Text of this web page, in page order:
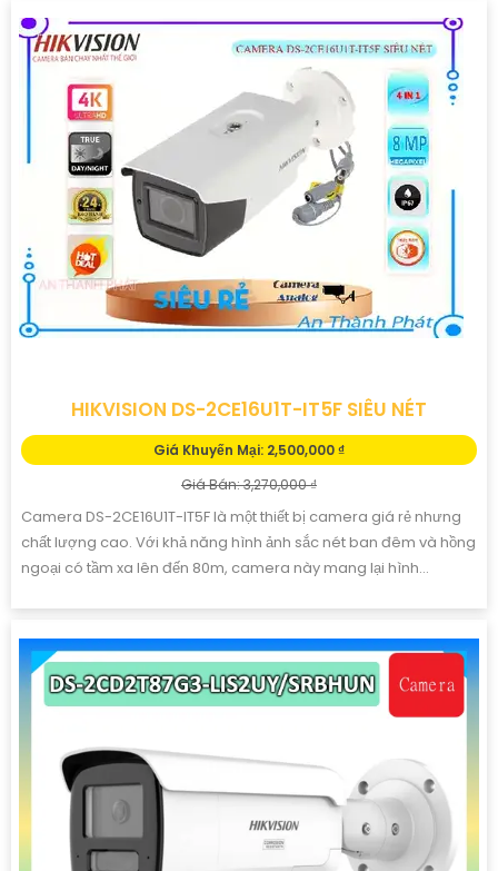
HIKVISION DS-2CE16U1T-IT5F SIÊU NÉT
Giá Khuyến Mại: 2,500,000 ₫
Giá Bán: 3,270,000 ₫
Camera DS-2CE16U1T-IT5F là một thiết bị camera giá rẻ nhưng
chất lượng cao. Với khả năng hình ảnh sắc nét ban đêm và hồng
ngoại có tầm xa lên đến 80m, camera này mang lại hình...